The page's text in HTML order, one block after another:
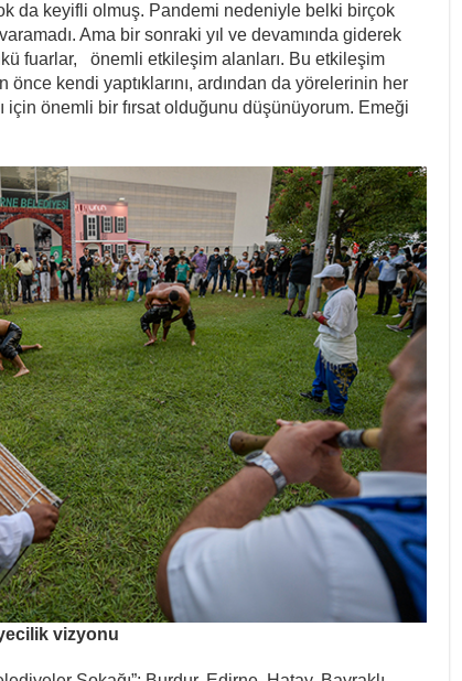
da keyifli olmuş. Pandemi nedeniyle belki birçok
Ama bir sonraki yıl ve devamında giderek
fuarlar, önemli etkileşim alanları. Bu etkileşim
kendi yaptıklarını, ardından da yörelerinin her
için önemli bir fırsat olduğunu düşünüyorum. Emeği
vizyonu